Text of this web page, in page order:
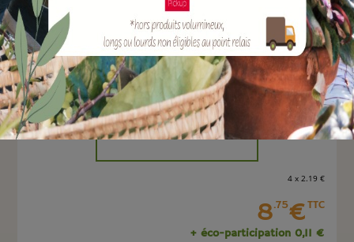
Marque :
Quantité :
Unité
-
4 x 2.19 €
8.75€TTC
+ éco-participation 0,11 €